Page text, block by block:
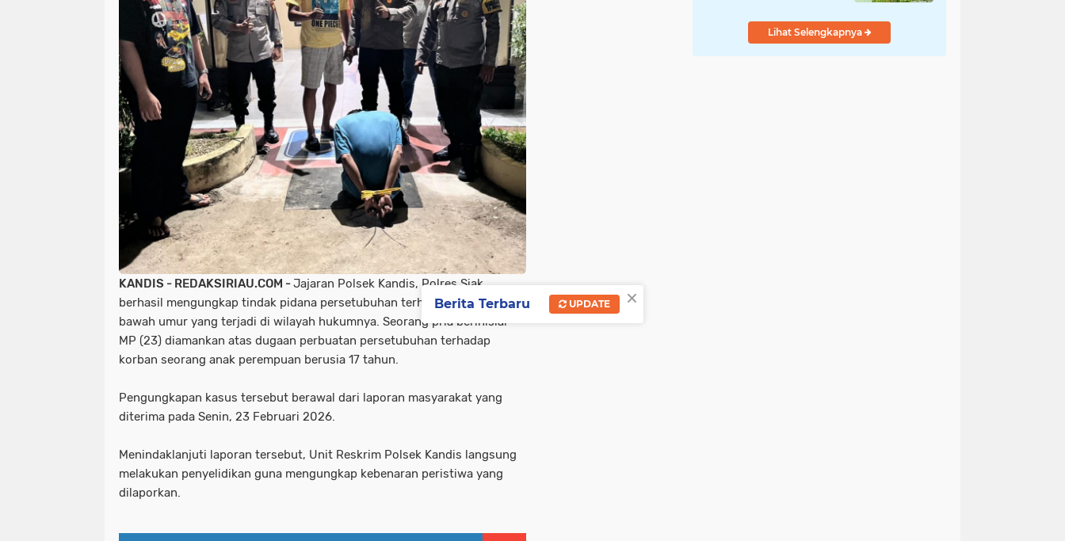
KANDIS - REDAKSIRIAU.COM -Jajaran Polsek Kandis, Polres Siak,
berhasil mengungkap tindak pidana persetubuhan terhadap anak di
bawah umur yang terjadi di wilayah hukumnya. Seorang pria berinisial
MP (23) diamankan atas dugaan perbuatan persetubuhan terhadap
korban seorang anak perempuan berusia 17 tahun.
Pengungkapan kasus tersebut berawal dari laporan masyarakat yang
diterima pada Senin, 23 Februari 2026.
Menindaklanjuti laporan tersebut, Unit Reskrim Polsek Kandis langsung
melakukan penyelidikan guna mengungkap kebenaran peristiwa yang
dilaporkan.
Lihat Selengkapnya
×
Berita Terbaru UPDATE